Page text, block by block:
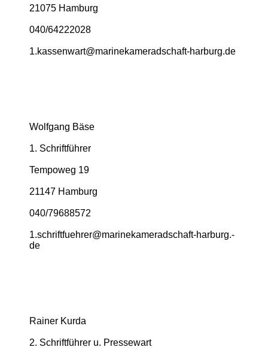
21075 Hamburg
040/64222028
1.­kassenwart@­marinekameradschaft-­harburg.­de
Wolfgang Bäse
1. Schriftführer
Tempoweg 19
21147 Hamburg
040/79688572
1.­schriftfuehrer@­marinekameradschaft-­harburg.­
de
Rainer Kurda
2. Schriftführer u. Pressewart